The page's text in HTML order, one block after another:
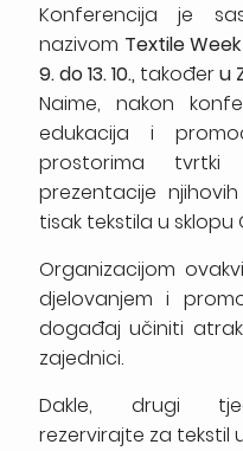
Konferencija je
nazivom Textile
9. do 13. 10., takođeru
Naime, nakon
edukacija i
prostorima
prezentacije
tisak tekstila u sklopu
Organizacijom
djelovanjem i
događaj učiniti
zajednici.
Dakle, drugi
rezervirajte za tekstil